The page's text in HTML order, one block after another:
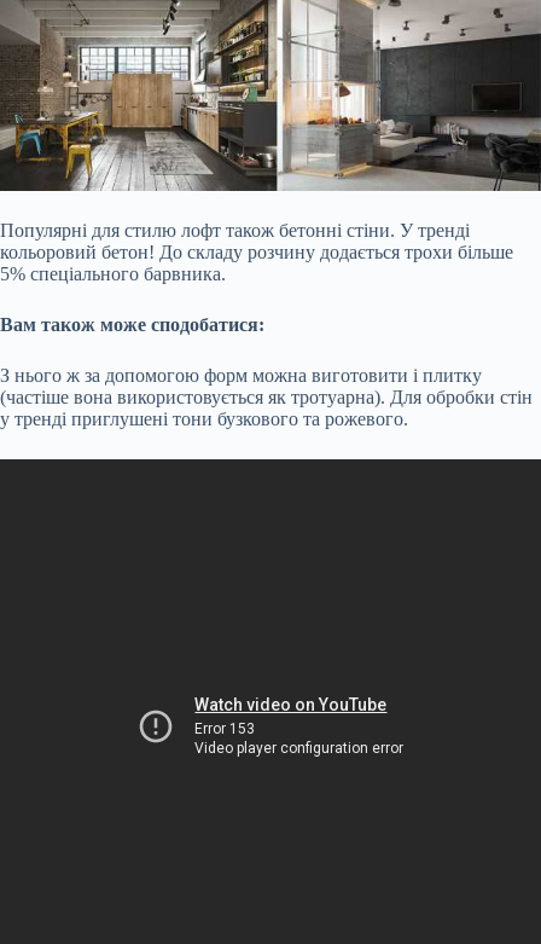
Популярні для стилю лофт також бетонні стіни. У тренді
кольоровий бетон! До складу розчину додається трохи більше
5% спеціального барвника.
Вам також може сподобатися:
З нього ж за допомогою форм можна виготовити і плитку
(частіше вона використовується як тротуарна). Для обробки стін
у тренді приглушені тони бузкового та рожевого.